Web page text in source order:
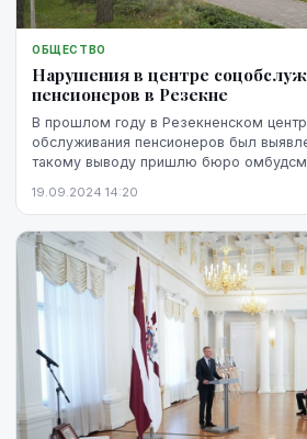
ОБЩЕСТВО
Нарушения в центре
пенсионеров в Резекне
В прошлом году в Резекненском
обслуживания пенсионеров был
такому выводу пришлю бюро
муниципалите...
19.09.2024 14:20